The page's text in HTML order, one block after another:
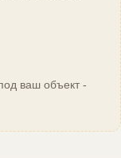
ваш объект -